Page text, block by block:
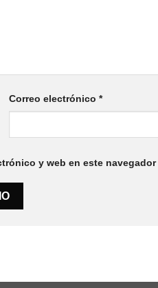
Correo electrónico *
y web en este